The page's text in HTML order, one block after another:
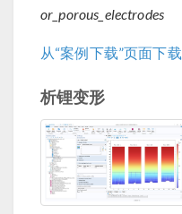
or_porous_electrodes
从“案例下载”页面下载
析锂变形